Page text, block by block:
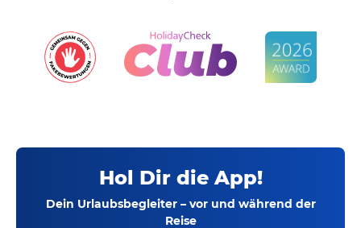
Hol Dir die App!
Dein Urlaubsbegleiter – vor und während der
Reise